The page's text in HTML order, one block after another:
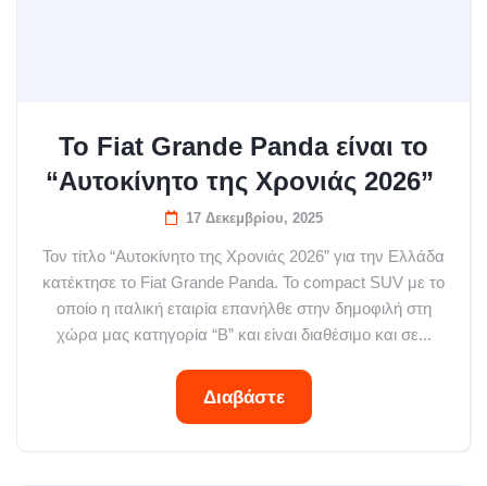
Το Fiat Grande Panda είναι το
“Αυτοκίνητο της Χρονιάς 2026”
17 Δεκεμβρίου, 2025
Τον τίτλο “Αυτοκίνητο της Χρονιάς 2026” για την Ελλάδα
κατέκτησε το Fiat Grande Panda. To compact SUV με το
οποίο η ιταλική εταιρία επανήλθε στην δημοφιλή στη
χώρα μας κατηγορία “B” και είναι διαθέσιμο και σε...
Διαβάστε